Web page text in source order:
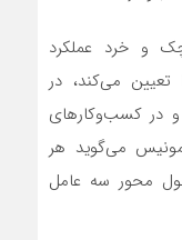
و خرد عملکرد
می‌کند، در
و در کسب‌وکارهای
می‌گوید هر
محور سه عامل